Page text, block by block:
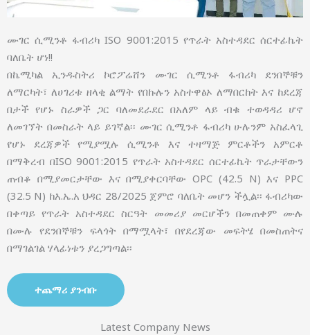
ሙገር ሲሚንቶ ፋብሪካ ISO 9001:2015 የጥራት አስተዳደር ሰርተፊኬት
ባለቤት ሆነ!!
በኬሚካል ኢንዱስትሪ ኮሮፖሬሸን ሙገር ሲሚንቶ ፋብሪካ ደንበኞቹን
ለማርካት፣ ለሀገሪቱ ዘላቂ ልማት የበኩሉን አስተዋፅኦ ለማበርከት እና ከደረጃ
በታች የሆኑ ስራዎች ጋር ባለመደራደር በአለም ላይ ብቁ ተወዳዳሪ ሆኖ
ለመገኘት በመስራት ላይ ይገኛል፡፡ ሙገር ሲሚንቶ ፋብሪካ ሁሉንም አስፈላጊ
የሆኑ ደረጃዎች የሚያሟሉ ሲሚንቶ እና ተዛማጅ ምርቶችን አምርቶ
በማቅረብ በISO 9001:2015 የጥራት አስተዳደር ሰርተፊኬት ጥራታቸውን
ጠብቆ በሚያመርታቸው እና በሚያቀርባቸው OPC (42.5 N) እና PPC
(32.5 N) ከእ.ኤ.አ ህዳር 28/2025 ጀምሮ ባለቤት መሆን ችሏል፡፡ ፋብሪካው
በቀጣይ የጥራት አስተዳደር ስርዓት መመሪያ መርሆችን በመጠቀም ሙሉ
በሙሉ የደንበኞቹን ፍላጎት በማሟላት፣ በየደረጃው መፍትሄ በመስጠትና
በማገልገል ሃላፊነቱን ያረጋግጣል፡፡
ተጨማሪ ያንብቡ
Latest Company News